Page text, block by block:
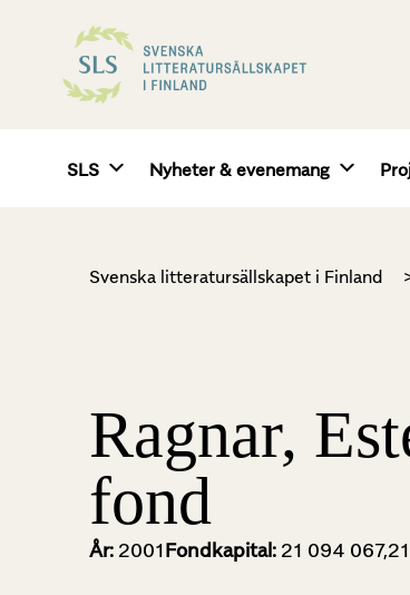
SLS Nyheter & evenemang
Svenska litteratursällskapet i Finland
Ragnar,
fond
År: 2001Fondkapital: 21 094